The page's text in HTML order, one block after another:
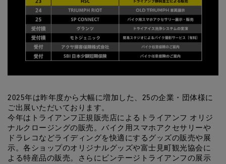
2025年は昨年度から大幅に増加した、25の企業・団体様に
ご出展いただいております。
今年はトライアンフ正規販売店によるトライアンフ オリジ
ナルクロージングの販売。バイク用スマホアクセサリーや
ドラレコなどライディングを快適にするグッズの販売や展
示。各ショップのオリジナルグッズや富士見町観光協会に
よる特産品の販売。さらにビンテージトライアンフの展示